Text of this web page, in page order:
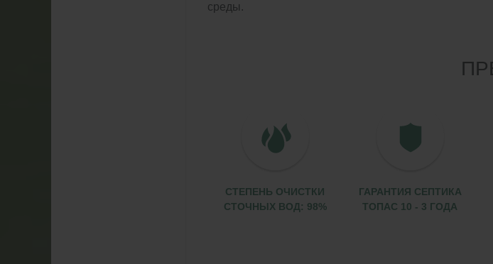
среды.
СТЕПЕНЬ ОЧИСТКИ
СТОЧНЫХ ВОД: 98%
ГАРАНТИЯ СЕПТИКА
ТОПАС 10 - 3 ГОДА